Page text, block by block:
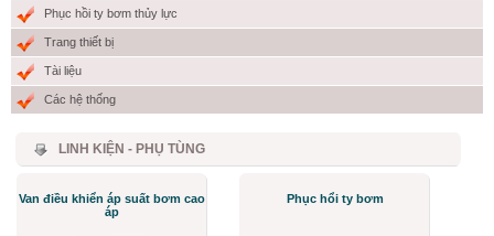
Phục hồi ty bơm thủy lực
Trang thiết bị
Tài liệu
Các hệ thống
LINH KIỆN - PHỤ TÙNG
Van điều khiển áp suất bơm cao
áp
Phục hổi ty bơm